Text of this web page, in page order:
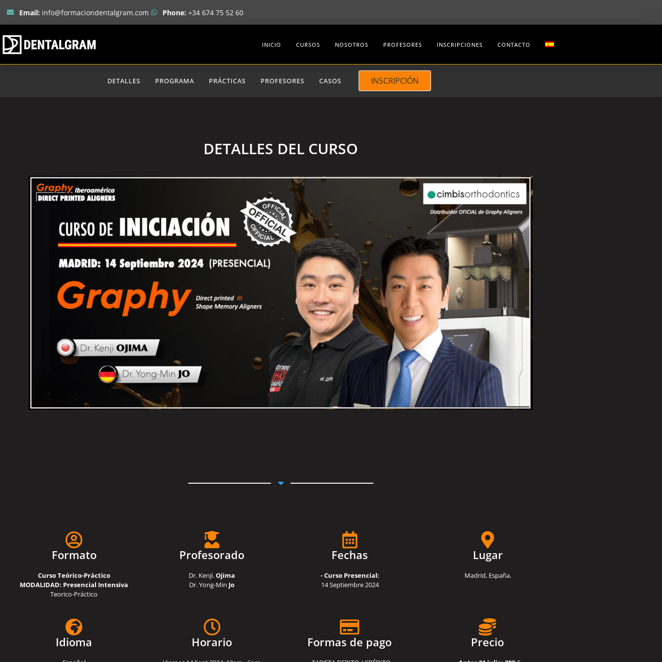
Email: info@formaciondentalgram.com Phone: +34 674 75 52 60
INICIO CURSOS NOSOTROS PROFESORES INSCRIPCIONES CONTACTO
DETALLES PROGRAMA PRÁCTICAS PROFESORES CASOS INSCRIPCIÓN
DETALLES DEL CURSO
Formato
Curso Teórico-Práctico
MODALIDAD: Presencial Intensiva
Teorico-Práctico
Profesorado
Dr. Kenji.Ojima
Dr. Yong-Min Jo
Fechas
- Curso Presencial:
14 Septiembre 2024
Lugar
Madrid, España.
Idioma Horario Formas de pago Precio